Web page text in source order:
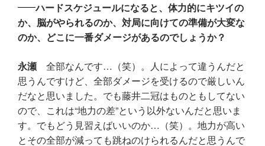
ハードスケジュールになると、体力的にキツイの
か、脳がやられるのか、対局に向けての準備が大変な
のか、どこに一番ダメージがあるのでしょうか？
永瀬 全部なんです…（笑）。人によって違うんだと
思うんですけど、全部ダメージを受けるので厳しいん
だなと思いました。でも藤井二冠はものともしてない
ので、これは“地力の差”という以外ないんだと思いま
す。でもどう見習えばいいのか…（笑）。地力が高い
とその全部が減っても跳ねのけられるんだと思うんで